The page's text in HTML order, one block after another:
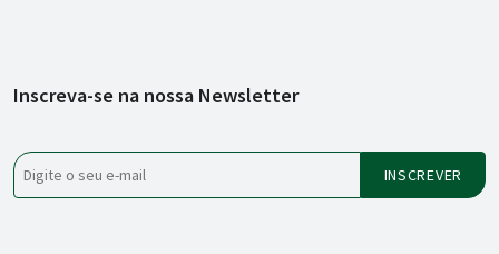
Inscreva-se na nossa Newsletter